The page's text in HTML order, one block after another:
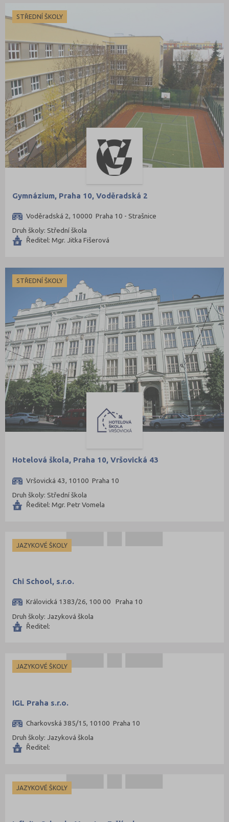
STŘEDNÍ ŠKOLY
Gymnázium, Praha 10, Voděradská 2
Voděradská 2, 10000 Praha 10 - Strašnice
Druh školy: Střední škola
Ředitel: Mgr. Jitka Fišerová
STŘEDNÍ ŠKOLY
Hotelová škola, Praha 10, Vršovická 43
Vršovická 43, 10100 Praha 10
Druh školy: Střední škola
Ředitel: Mgr. Petr Vomela
JAZYKOVÉ ŠKOLY
Chi School, s.r.o.
Královická 1383/26, 100 00 Praha 10
Druh školy: Jazyková škola
Ředitel:
JAZYKOVÉ ŠKOLY
IGL Praha s.r.o.
Charkovská 385/15, 10100 Praha 10
Druh školy: Jazyková škola
Ředitel:
JAZYKOVÉ ŠKOLY